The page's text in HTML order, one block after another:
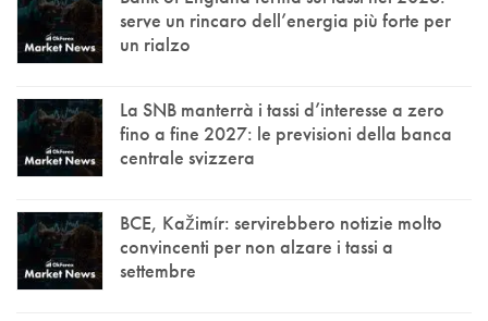
serve un rincaro dell’energia più forte per
un rialzo
La SNB manterrà i tassi d’interesse a zero
fino a fine 2027: le previsioni della banca
centrale svizzera
BCE, Kažimír: servirebbero notizie molto
convincenti per non alzare i tassi a
settembre